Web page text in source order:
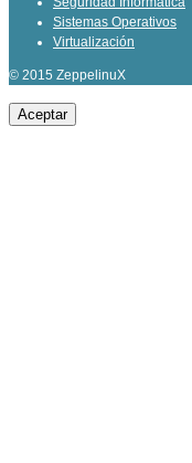
Sistemas Operativos
Virtualización
© 2015 ZeppelinuX
Aceptar